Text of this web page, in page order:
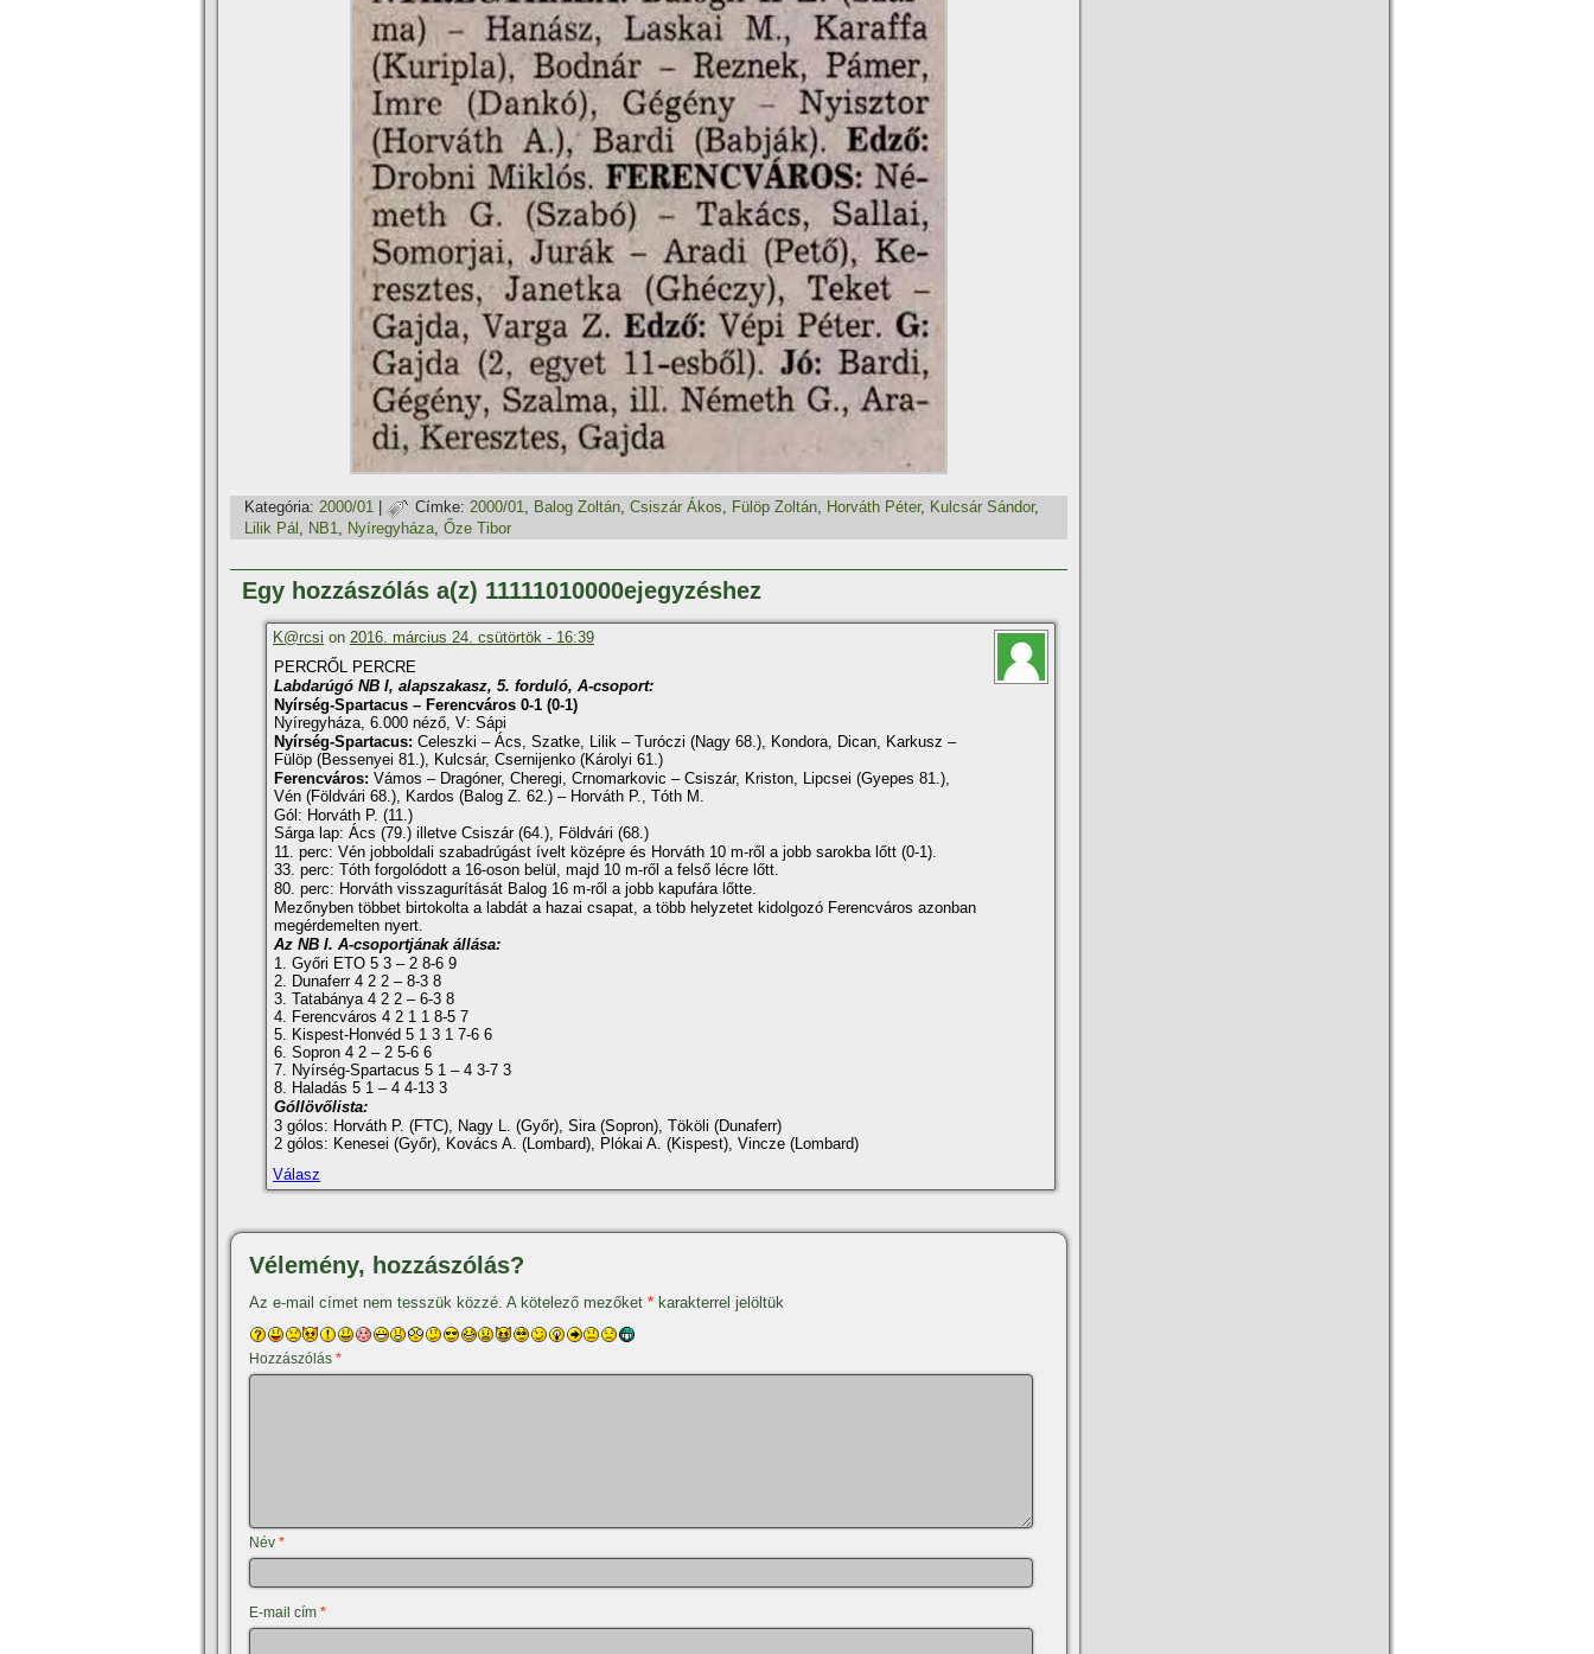
Kategória: 2000/01 Címke: 2000/01, Balog Zoltán, Csiszár Ákos, Fülöp Zoltán, Horváth Péter, Kulcsár Sándor,
Lilik Pál , NB1, Nyí­regyháza, Őze Tibor
Egy hozzászólás a(z) 11111010000ejegyzéshez
K@rcsi on 2016. március 24. csütörtök - 16:39
PERCRŐL PERCRE
Labdarúgó NB I, alapszakasz, 5. forduló, A-csoport:
Nyí­rség-Spartacus – Ferencváros 0-1 (0-1)
Nyí­regyháza, 6.000 néző, V: Sápi
Nyí­rség-Spartacus: Celeszki – Ács, Szatke, Lilik – Turóczi (Nagy 68.), Kondora, Dican, Karkusz –
Fülöp (Bessenyei 81.), Kulcsár, Csernijenko (Károlyi 61.)
Ferencváros: Vámos – Dragóner, Cheregi, Crnomarkovic – Csiszár, Kriston, Lipcsei (Gyepes 81.),
Vén (Földvári 68.), Kardos (Balog Z. 62.) – Horváth P., Tóth M.
Gól: Horváth P. (11.)
Sárga lap: Ács (79.) illetve Csiszár (64.), Földvári (68.)
11. perc: Vén jobboldali szabadrúgást í­velt középre és Horváth 10 m-ről a jobb sarokba lőtt (0-1).
33. perc: Tóth forgolódott a 16-oson belül, majd 10 m-ről a felső lécre lőtt.
80. perc: Horváth visszagurí­tását Balog 16 m-ről a jobb kapufára lőtte.
Mezőnyben többet birtokolta a labdát a hazai csapat, a több helyzetet kidolgozó Ferencváros azonban
megérdemelten nyert.
Az NB I. A-csoportjának állása:
1. Győri ETO 5 3 – 2 8-6 9
2. Dunaferr 4 2 2 – 8-3 8
3. Tatabánya 4 2 2 – 6-3 8
4. Ferencváros 4 2 1 1 8-5 7
5. Kispest-Honvéd 5 1 3 1 7-6 6
6. Sopron 4 2 – 2 5-6 6
7. Nyí­rség-Spartacus 5 1 – 4 3-7 3
8. Haladás 5 1 – 4 4-13 3
Góllövőlista:
3 gólos: Horváth P. (FTC), Nagy L. (Győr), Sira (Sopron), Tököli (Dunaferr)
2 gólos: Kenesei (Győr), Kovács A. (Lombard), Plókai A. (Kispest), Vincze (Lombard)
Válasz
Vélemény, hozzászólás?
Az e-mail címet nem tesszük közzé. A kötelező mezőket * karakterrel jelöltük
Hozzászólás *
Név *
E-mail cím *